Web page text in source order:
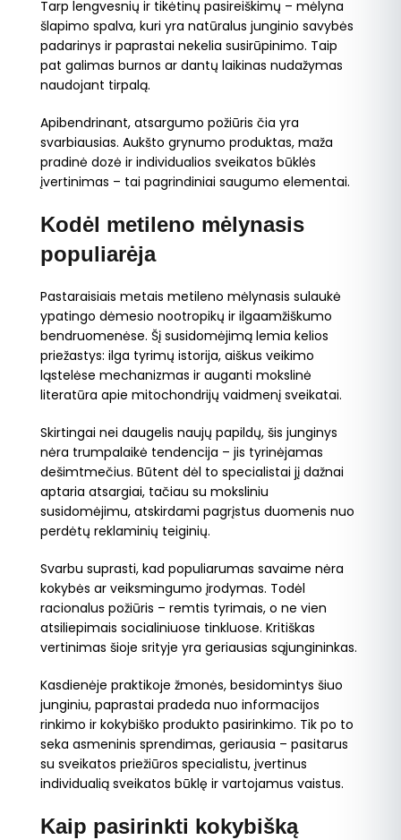
Tarp lengvesnių ir tikėtinų pasireiškimų – mėlyna
šlapimo spalva, kuri yra natūralus junginio savybės
padarinys ir paprastai nekelia susirūpinimo. Taip
pat galimas burnos ar dantų laikinas nudažymas
naudojant tirpalą.
Apibendrinant, atsargumo požiūris čia yra
svarbiausias. Aukšto grynumo produktas, maža
pradinė dozė ir individualios sveikatos būklės
įvertinimas – tai pagrindiniai saugumo elementai.
Kodėl metileno mėlynasis
populiarėja
Pastaraisiais metais metileno mėlynasis sulaukė
ypatingo dėmesio nootropikų ir ilgaamžiškumo
bendruomenėse. Šį susidomėjimą lemia kelios
priežastys: ilga tyrimų istorija, aiškus veikimo
ląstelėse mechanizmas ir auganti mokslinė
literatūra apie mitochondrijų vaidmenį sveikatai.
Skirtingai nei daugelis naujų papildų, šis junginys
nėra trumpalaikė tendencija – jis tyrinėjamas
dešimtmečius. Būtent dėl to specialistai jį dažnai
aptaria atsargiai, tačiau su moksliniu
susidomėjimu, atskirdami pagrįstus duomenis nuo
perdėtų reklaminių teiginių.
Svarbu suprasti, kad populiarumas savaime nėra
kokybės ar veiksmingumo įrodymas. Todėl
racionalus požiūris – remtis tyrimais, o ne vien
atsiliepimais socialiniuose tinkluose. Kritiškas
vertinimas šioje srityje yra geriausias sąjungininkas.
Kasdienėje praktikoje žmonės, besidomintys šiuo
junginiu, paprastai pradeda nuo informacijos
rinkimo ir kokybiško produkto pasirinkimo. Tik po to
seka asmeninis sprendimas, geriausia – pasitarus
su sveikatos priežiūros specialistu, įvertinus
individualią sveikatos būklę ir vartojamus vaistus.
Kaip pasirinkti kokybišką